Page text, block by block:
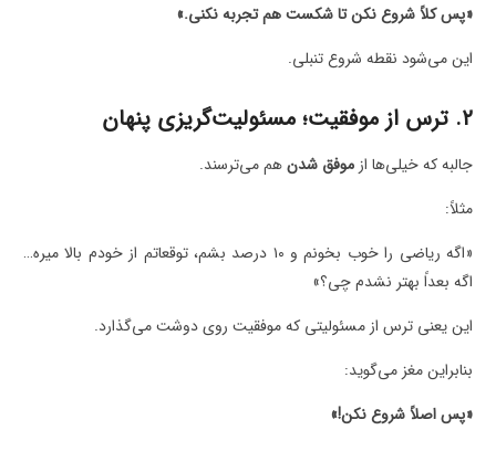
«پس کلاً شروع نکن تا شکست هم تجربه نکنی.»
این می‌شود نقطه شروع تنبلی.
۲. ترس از موفقیت؛ مسئولیت‌گریزی پنهان
جالبه که خیلی‌ها از موفق شدنهم می‌ترسند.
مثلاً:
«اگه ریاضی را خوب بخونم و ۱۰ درصد بشم، توقعاتم از خودم بالا میره…
اگه بعداً بهتر نشدم چی؟»
این یعنی ترس از مسئولیتی که موفقیت روی دوشت می‌گذارد.
بنابراین مغز می‌گوید:
«پس اصلاً شروع نکن!»